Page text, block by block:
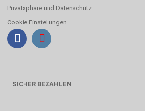
Privatsphäre und Datenschutz
Cookie Einstellungen
SICHER BEZAHLEN